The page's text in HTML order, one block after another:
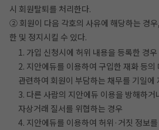
시 회원탈퇴를 처리한다.
② 회원이 다음 각호의 사유에 해당하는 경
한 및 정지시킬 수 있다.
1. 가입 신청시에 허위 내용을 등록한 경우
2. 지안에듀를 이용하여 구입한 재화 등
관련하여 회원이 부담하는 채무를 기일에
3. 다른 사람의 지안에듀 이용을 방해하거
자상거래 질서를 위협하는 경우
4. 지안에듀를 이용하여 허위·거짓 정보